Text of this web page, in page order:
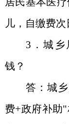
儿，自缴费次
3．城
钱？
答：城
费+政府补助"